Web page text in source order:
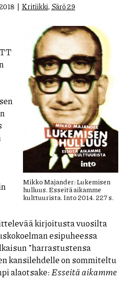
Kritiikki, Särö 29
Mikko Majander: Lukemisen
hulluus. Esseitä aikamme
kulttuurista. Into 2014. 227 s.
kirjoitusta vuosilta
esipuheessa
”harrastustensa
kansilehdelle on sommiteltu
alaotsake:Esseitä aikamme